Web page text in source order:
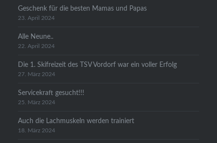
Geschenk für die besten Mamas und Papas
23. April 2024
Alle Neune..
22. April 2024
Die 1. Skifreizeit des TSV Vordorf war ein voller Erfolg
27. März 2024
Servicekraft gesucht!!!
25. März 2024
Auch die Lachmuskeln werden trainiert
18. März 2024